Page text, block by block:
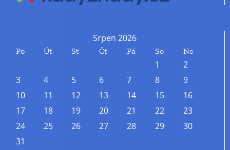
Srpen 2026
Po Út St Čt Pá So Ne
1
2
3
4 5 6 7 8
9
10
11 12 13 14 15
16
17
18 19 20 21 22
23
24
25 26 27 28 29
30
31